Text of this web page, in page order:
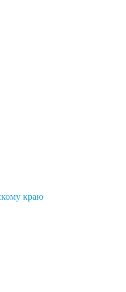
краю